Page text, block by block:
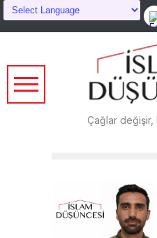
Çağlar değişir,